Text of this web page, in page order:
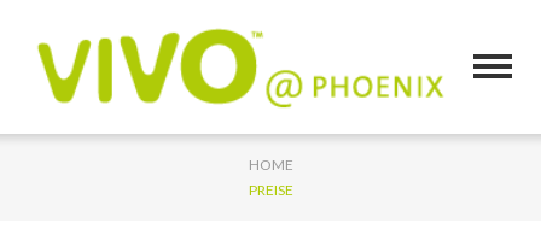
HOME
PREISE